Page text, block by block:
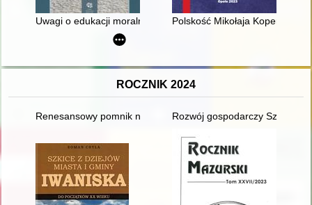
Uwagi o edukacji moralnej synów szlacheckich w XVI-
Polskość Mikołaja Kopernika z
ROCZNIK 2024
Renesansowy pomnik nieznanej kobiety na zewnętrznej
Rozwój gospodarczy Szczytna